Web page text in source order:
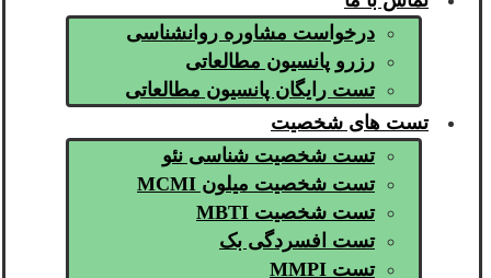
درخواست مشاوره روانشناسی
رزرو پانسیون مطالعاتی
تست رایگان پانسیون مطالعاتی
تست های شخصیت
تست شخصیت شناسی نئو
تست شخصیت میلون MCMI
تست شخصیت MBTI
تست افسردگی بک
تست MMPI